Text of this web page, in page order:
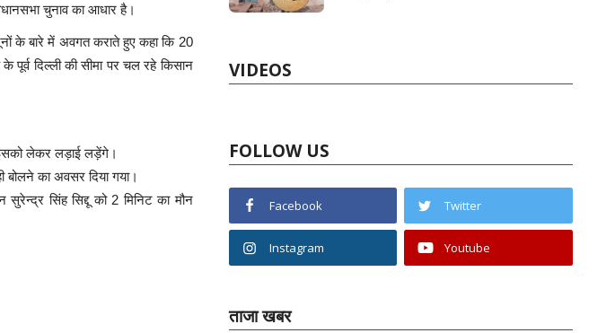
चुनाव का आधार है।
के बारे में अवगत कराते हुए कहा कि 20
दिल्ली की सीमा पर चल रहे किसान
इसको लेकर लड़ाई लड़ेंगे।
का अवसर दिया गया।
सिंह सिद्दू को 2 मिनिट का मौन
VIDEOS
FOLLOW US
Facebook Twitter
Instagram Youtube
ताजा खबर